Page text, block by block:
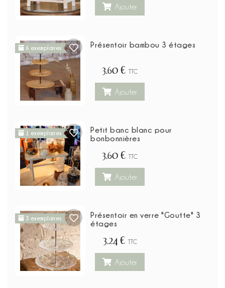
Ajouter
6 exemplaires Présentoir bambou 3 étages
3,60 € TTC
Ajouter
1 exemplaires
Petit banc blanc pour
bonbonnières
3,60 € TTC
Ajouter
3 exemplaires
Présentoir en verre "Goutte" 3
étages
3,24 € TTC
Ajouter